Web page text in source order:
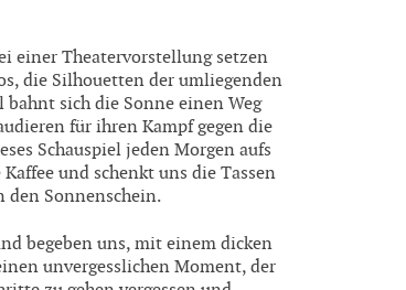
einer Theatervorstellung setzen
die Silhouetten der umliegenden
sich die Sonne einen Weg
für ihren Kampf gegen die
Schauspiel jeden Morgen aufs
und schenkt uns die Tassen
den Sonnenschein.
begeben uns, mit einem dicken
unvergesslichen Moment, der